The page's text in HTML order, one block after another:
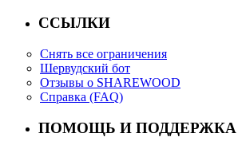
ССЫЛКИ
Снять все ограничения
Шервудский бот
Отзывы о SHAREWOOD
Справка (FAQ)
ПОМОЩЬ И ПОДДЕРЖКА